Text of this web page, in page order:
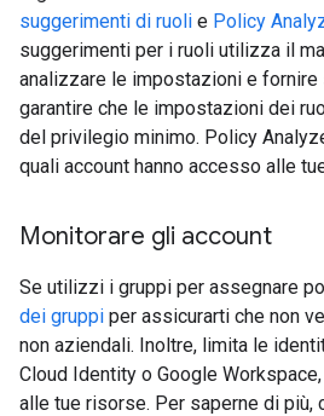
suggerimenti di ruoli e Policy
suggerimenti per i ruoli utilizza il
analizzare le impostazioni e
garantire che le impostazioni dei
del privilegio minimo. Policy
quali account hanno accesso alle
Monitorare gli account
Se utilizzi i gruppi per assegnare
dei gruppi per assicurarti che non
non aziendali. Inoltre, limita le
Cloud Identity o Google
alle tue risorse. Per saperne di più,